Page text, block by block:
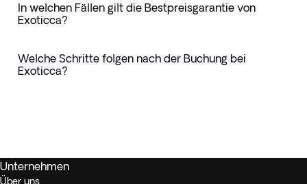
In welchen Fällen gilt die Bestpreisgarantie von
Exoticca?
Welche Schritte folgen nach der Buchung bei
Exoticca?